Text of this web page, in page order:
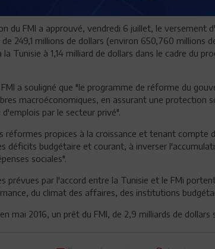
du FMI a approuvé, vendredi 6 juillet, le versement
249,1 millions de dollars (environ 650,760 millions
Tunisie à 1,14 milliard de dollars dans le cadre du
a souligné que "le programme de réforme du
macroéconomiques, en assurant une protection
par le secteur privé".
réformes propices à la croissance et tenant compte
déficits budgétaire et courant, à inverser
sociales".
prévues par l'accord entre la Tunisie et le FMi
du climat des affaires, des institutions
mai 2016, un prêt du FMI, de 2,9 milliards de dollars